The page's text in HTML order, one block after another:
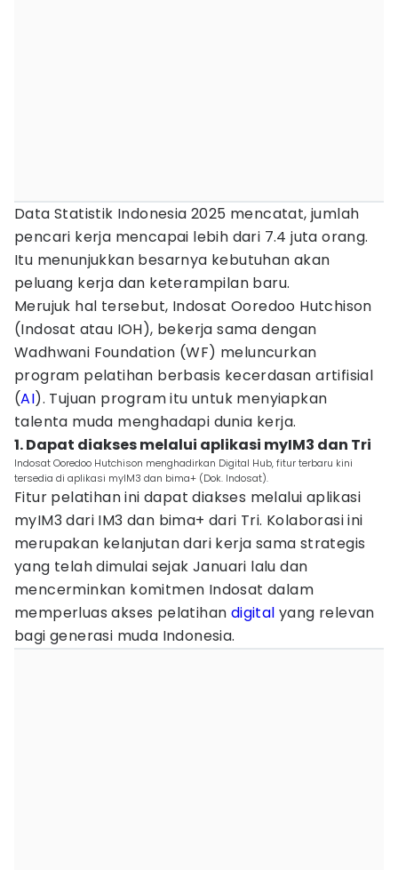
Data Statistik Indonesia 2025 mencatat, jumlah
pencari kerja mencapai lebih dari 7.4 juta orang.
Itu menunjukkan besarnya kebutuhan akan
peluang kerja dan keterampilan baru.
Merujuk hal tersebut, Indosat Ooredoo Hutchison
(Indosat atau IOH), bekerja sama dengan
Wadhwani Foundation (WF) meluncurkan
program pelatihan berbasis kecerdasan artifisial
(AI). Tujuan program itu untuk menyiapkan
talenta muda menghadapi dunia kerja.
1. Dapat diakses melalui aplikasi myIM3 dan Tri
Indosat Ooredoo Hutchison menghadirkan Digital Hub, fitur terbaru kini
tersedia di aplikasi myIM3 dan bima+ (Dok. Indosat).
Fitur pelatihan ini dapat diakses melalui aplikasi
myIM3 dari IM3 dan bima+ dari Tri. Kolaborasi ini
merupakan kelanjutan dari kerja sama strategis
yang telah dimulai sejak Januari lalu dan
mencerminkan komitmen Indosat dalam
memperluas akses pelatihan digital yang relevan
bagi generasi muda Indonesia.